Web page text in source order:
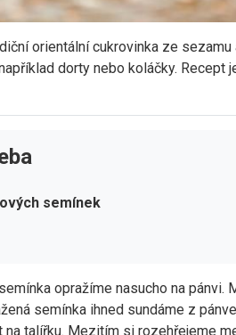
orientální cukrovinka ze sezamu
dorty nebo koláčky. Recept
semínek
opražíme nasucho na pánvi.
semínka ihned sundáme z
na talířku. Mezitím si rozehřejeme